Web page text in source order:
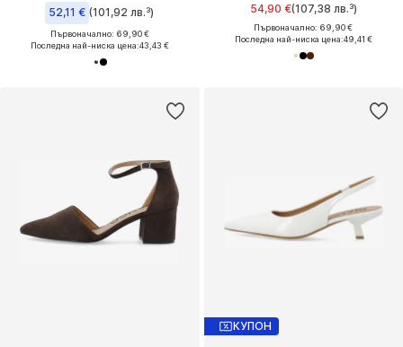
52,11 € (101,92 лв.³)
Първоначално: 69,90 €
Последна най-ниска цена:43,43 €
54,90 €(107,38 лв.³)
Първоначално: 69,90 €
Последна най-ниска цена:49,41 €
КУПОН